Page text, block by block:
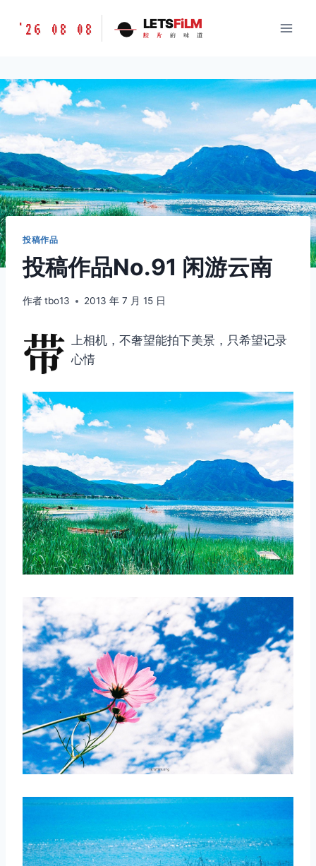
胶
味
LETSFILM
'26 08 08 LETSFiLM
胶 片 的 味 道
投稿作品
投稿作品No.91 闲游云南
作者tbo13 2013 年 7 月 15 日
带 上相机，不奢望能拍下美景，只希望记录
心情